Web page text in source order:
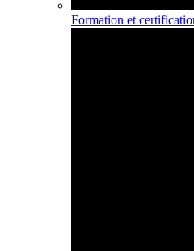
Formation et